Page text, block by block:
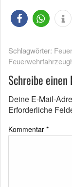
Schlagwörter:
Schreibe
Deine E-Mail-
Erforderliche
Kommentar *